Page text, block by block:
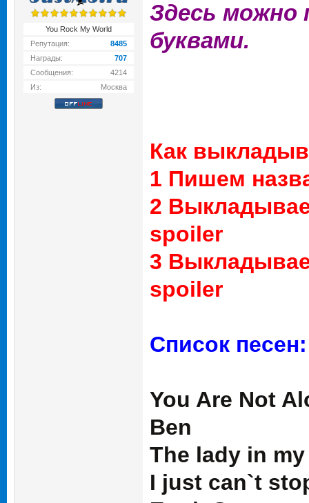
You Rock My World
Репутация:
8485
Награды:
707
Сообщения:
4214
Из:
Москва
Здесь можно
буквами.
Как
1 Пишем
2
spoiler
3
spoiler
Список песен:
You Are Not
Ben
The lady in
I just can`t